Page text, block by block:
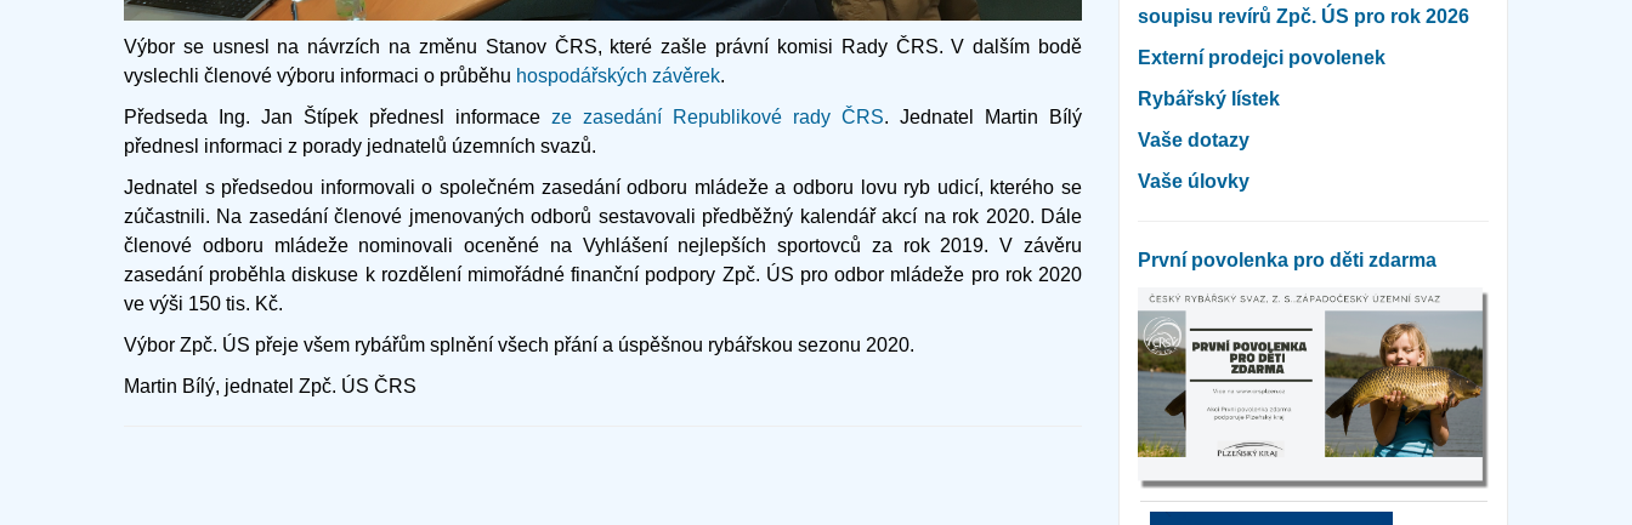
Výbor se usnesl na návrzích na změnu Stanov ČRS, které zašle právní komisi Rady ČRS.V dalším bodě
vyslechli členové výboru informaci o průběhu hospodářských závěrek.
Předseda Ing. Jan Štípek přednesl informace ze zasedání Republikové rady ČRS. Jednatel Martin Bílý
přednesl informaci z porady jednatelů územních svazů.
Jednatel s předsedou informovali o společném zasedání odboru mládeže a odboru lovu ryb udicí, kterého se
zúčastnili. Na zasedání členové jmenovaných odborů sestavovali předběžný kalendář akcí na rok 2020. Dále
členové odboru mládeže nominovali oceněné na Vyhlášení nejlepších sportovců za rok 2019. V závěru
zasedání proběhla diskuse k rozdělení mimořádné finanční podpory Zpč. ÚS pro odbor mládeže pro rok 2020
ve výši 150 tis. Kč.
Výbor Zpč. ÚS přeje všem rybářům splnění všech přání a úspěšnou rybářskou sezonu 2020.
Martin Bílý, jednatel Zpč. ÚS ČRS
soupisu revírů Zpč. ÚS pro rok 2026
Externí prodejci povolenek
Rybářský lístek
Vaše dotazy
Vaše úlovky
První povolenka pro děti zdarma